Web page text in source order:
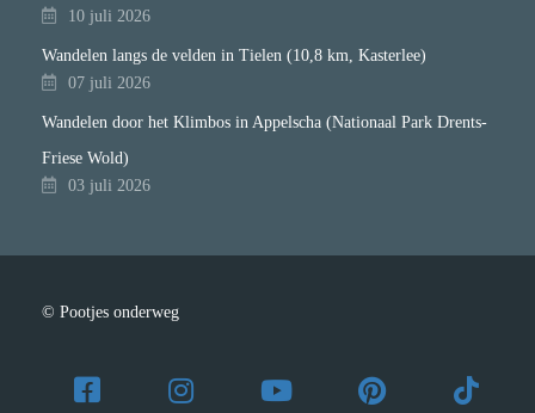
10 juli 2026
Wandelen langs de velden in Tielen (10,8 km, Kasterlee)
07 juli 2026
Wandelen door het Klimbos in Appelscha (Nationaal Park Drents-
Friese Wold)
03 juli 2026
© Pootjes onderweg